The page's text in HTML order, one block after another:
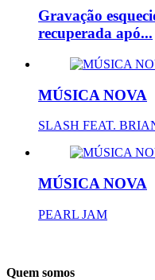
Gravação
recuperada apó...
MÚSICA NOVA
SLASH FEAT.
MÚSICA NOVA
PEARL JAM
Quem somos